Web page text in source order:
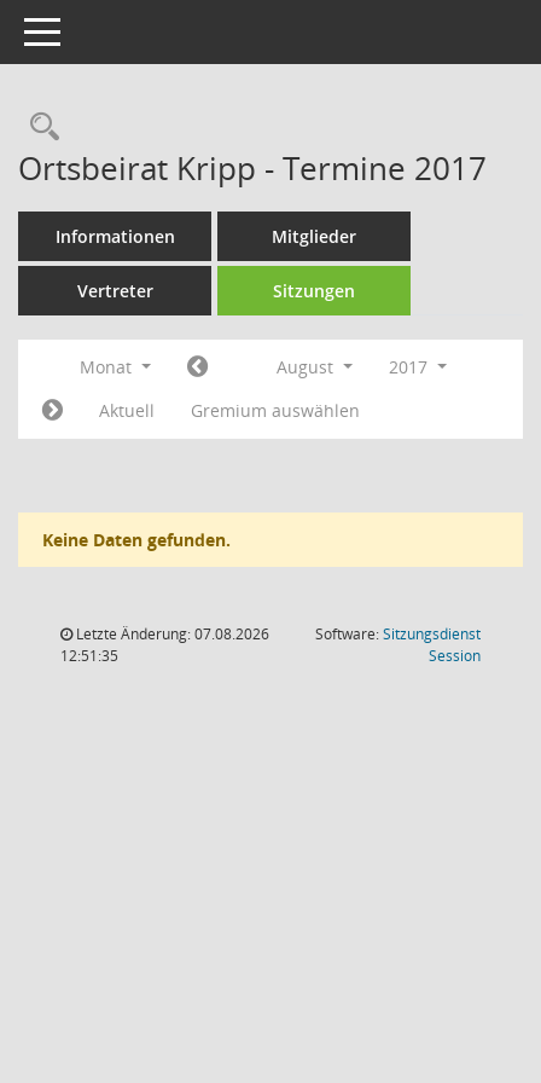
Toggle navigation
Rechercheauswahl
Ortsbeirat Kripp - Termine 2017
Informationen Mitglieder
Vertreter Sitzungen
Monat August
2017
Aktuell
Gremium auswählen
Keine Daten gefunden.
Letzte Änderung: 07.08.2026
12:51:35
Software:Sitzungsdienst
Session(Wird in